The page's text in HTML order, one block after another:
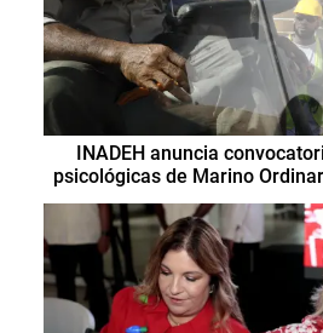
INADEH anuncia
psicológicas de Marino